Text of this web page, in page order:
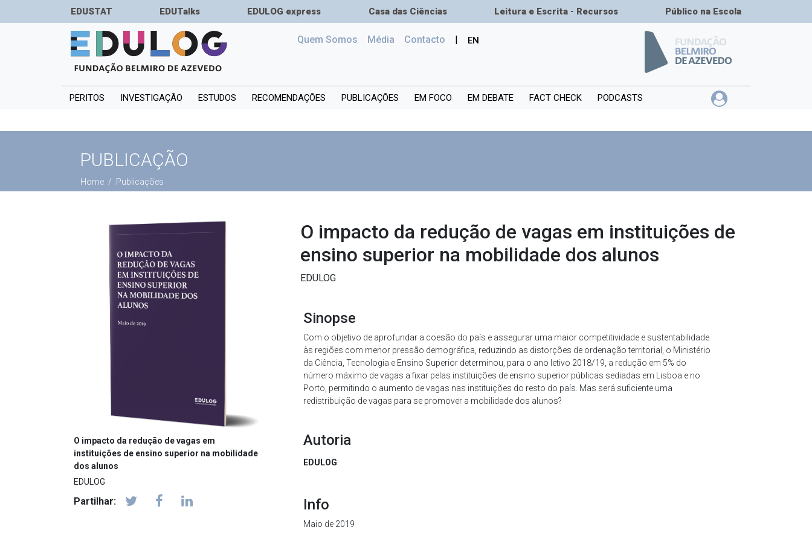
EDUSTAT EDUTalks EDULOG express Casa das Ciências Leitura e Escrita - Recursos Público na Escola
Quem Somos (current)
Média Сontacto | EN
PERITOS INVESTIGAÇÃO ESTUDOS RECOMENDAÇÕES PUBLICAÇÕES EM FOCO EM DEBATE FACT CHECK PODCASTS
PUBLICAÇÃO
Home Publicações
O impacto da redução de vagas em
instituições de ensino superior na mobilidade
dos alunos
EDULOG
Partilhar:
O impacto da redução de vagas em instituições de
ensino superior na mobilidade dos alunos
EDULOG
Sinopse
Com o objetivo de aprofundar a coesão do país e assegurar uma maior competitividade e sustentabilidade
às regiões com menor pressão demográfica, reduzindo as distorções de ordenação territorial, o Ministério
da Ciência, Tecnologia e Ensino Superior determinou, para o ano letivo 2018/19, a redução em 5% do
número máximo de vagas a fixar pelas instituições de ensino superior públicas sediadas em Lisboa e no
Porto, permitindo o aumento de vagas nas instituições do resto do país. Mas será suficiente uma
redistribuição de vagas para se promover a mobilidade dos alunos?
Autoria
EDULOG
Info
Maio de 2019